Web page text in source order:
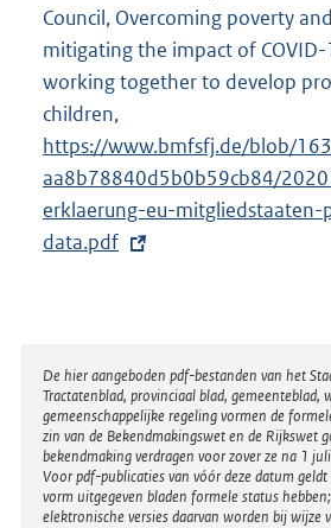
Council, Overcoming poverty
mitigating the impact of
working together to develop
children,
x
t
e
i
n
k
:
https://www.bmfsfj.de/blob/
aa8b78840d5b0b59cb84/
erklaerung-eu-
data.pdf
Disclaimer
De hier aangeboden pdf-bestanden van het
Tractatenblad, provinciaal blad, gemeenteblad,
gemeenschappelijke regeling vormen de
zin van de Bekendmakingswet en de Rijkswet
bekendmaking verdragen voor zover ze na 1
Voor pdf-publicaties van vóór deze datum
vorm uitgegeven bladen formele status
elektronische versies daarvan worden bij wijze